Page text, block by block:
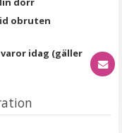
rosa
obruten
idag (gäller